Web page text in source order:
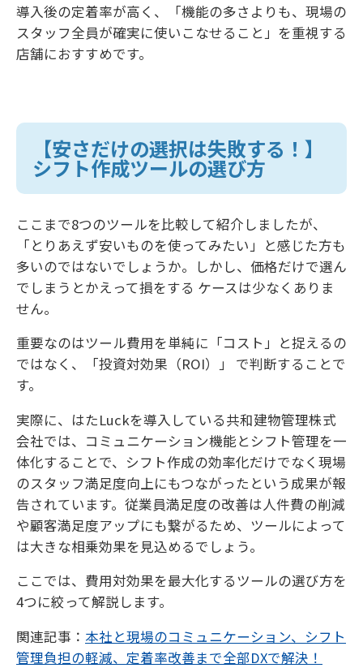
導入後の定着率が高く、「機能の多さよりも、現場の
スタッフ全員が確実に使いこなせること」を重視する
店舗におすすめです。
【安さだけの選択は失敗する！】
シフト作成ツールの選び方
ここまで8つのツールを比較して紹介しましたが、
「とりあえず安いものを使ってみたい」と感じた方も
多いのではないでしょうか。しかし、価格だけで選ん
でしまうとかえって損をする ケースは少なくありま
せん。
重要なのはツール費用を単純に「コスト」と捉えるの
ではなく、「投資対効果（ROI）」 で判断することで
す。
実際に、はたLuckを導入している共和建物管理株式
会社では、コミュニケーション機能とシフト管理を一
体化することで、シフト作成の効率化だけでなく現場
のスタッフ満足度向上にもつながったという成果が報
告されています。従業員満足度の改善は人件費の削減
や顧客満足度アップにも繋がるため、ツールによって
は大きな相乗効果を見込めるでしょう。
ここでは、費用対効果を最大化するツールの選び方を
4つに絞って解説します。
関連記事： 本社と現場のコミュニケーション、シフト
管理負担の軽減、定着率改善まで全部DXで解決！